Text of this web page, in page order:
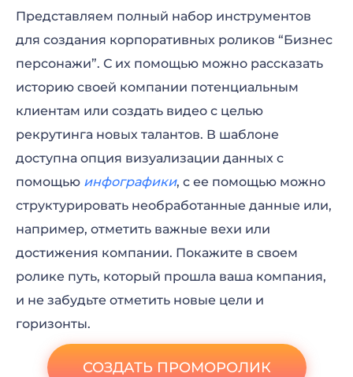
Представляем полный набор инструментов
для создания корпоративных роликов “Бизнес
персонажи”. С их помощью можно рассказать
историю своей компании потенциальным
клиентам или создать видео с целью
рекрутинга новых талантов. В шаблоне
доступна опция визуализации данных с
помощью инфографики, с ее помощью можно
структурировать необработанные данные или,
например, отметить важные вехи или
достижения компании. Покажите в своем
ролике путь, который прошла ваша компания,
и не забудьте отметить новые цели и
горизонты.
СОЗДАТЬ ПРОМОРОЛИК